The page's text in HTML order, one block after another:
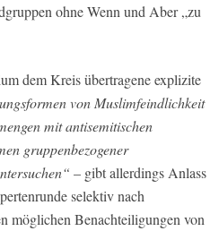
ohne Wenn und Aber „zu
dem Kreis übertragene explizite
von Muslimfeindlichkeit
mit antisemitischen
gruppenbezogener
– gibt allerdings Anlass
selektiv nach
möglichen Benachteiligungen von